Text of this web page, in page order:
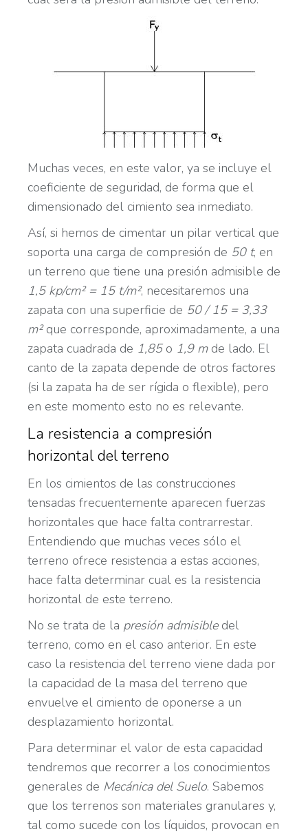
Muchas veces, en este valor, ya se incluye el
coeficiente de seguridad, de forma que el
dimensionado del cimiento sea inmediato.
Así, si hemos de cimentar un pilar vertical que
soporta una carga de compresión de 50 t, en
un terreno que tiene una presión admisible de
1,5 kp/cm² = 15 t/m², necesitaremos una
zapata con una superficie de 50 / 15 = 3,33
m²que corresponde, aproximadamente, a una
zapata cuadrada de 1,85o 1,9 mde lado. El
canto de la zapata depende de otros factores
(si la zapata ha de ser rígida o flexible), pero
en este momento esto no es relevante.
La resistencia a compresión
horizontal del terreno
En los cimientos de las construcciones
tensadas frecuentemente aparecen fuerzas
horizontales que hace falta contrarrestar.
Entendiendo que muchas veces sólo el
terreno ofrece resistencia a estas acciones,
hace falta determinar cual es la resistencia
horizontal de este terreno.
No se trata de la presión admisibledel
terreno, como en el caso anterior. En este
caso la resistencia del terreno viene dada por
la capacidad de la masa del terreno que
envuelve el cimiento de oponerse a un
desplazamiento horizontal.
Para determinar el valor de esta capacidad
tendremos que recorrer a los conocimientos
generales de Mecánica del Suelo. Sabemos
que los terrenos son materiales granulares y,
tal como sucede con los líquidos, provocan en